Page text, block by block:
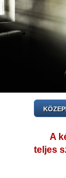
A
teljes